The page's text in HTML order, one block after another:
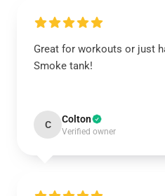
Great for workouts or just
Smoke tank!
C Colton
Verified owner